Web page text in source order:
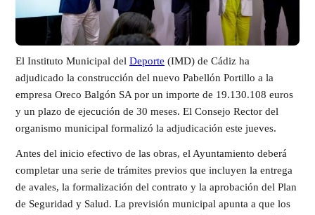
El Instituto Municipal del Deporte (IMD) de Cádiz ha
adjudicado la construcción del nuevo Pabellón Portillo a la
empresa Oreco Balgón SA por un importe de 19.130.108 euros
y un plazo de ejecución de 30 meses. El Consejo Rector del
organismo municipal formalizó la adjudicación este jueves.
Antes del inicio efectivo de las obras, el Ayuntamiento deberá
completar una serie de trámites previos que incluyen la entrega
de avales, la formalización del contrato y la aprobación del Plan
de Seguridad y Salud. La previsión municipal apunta a que los